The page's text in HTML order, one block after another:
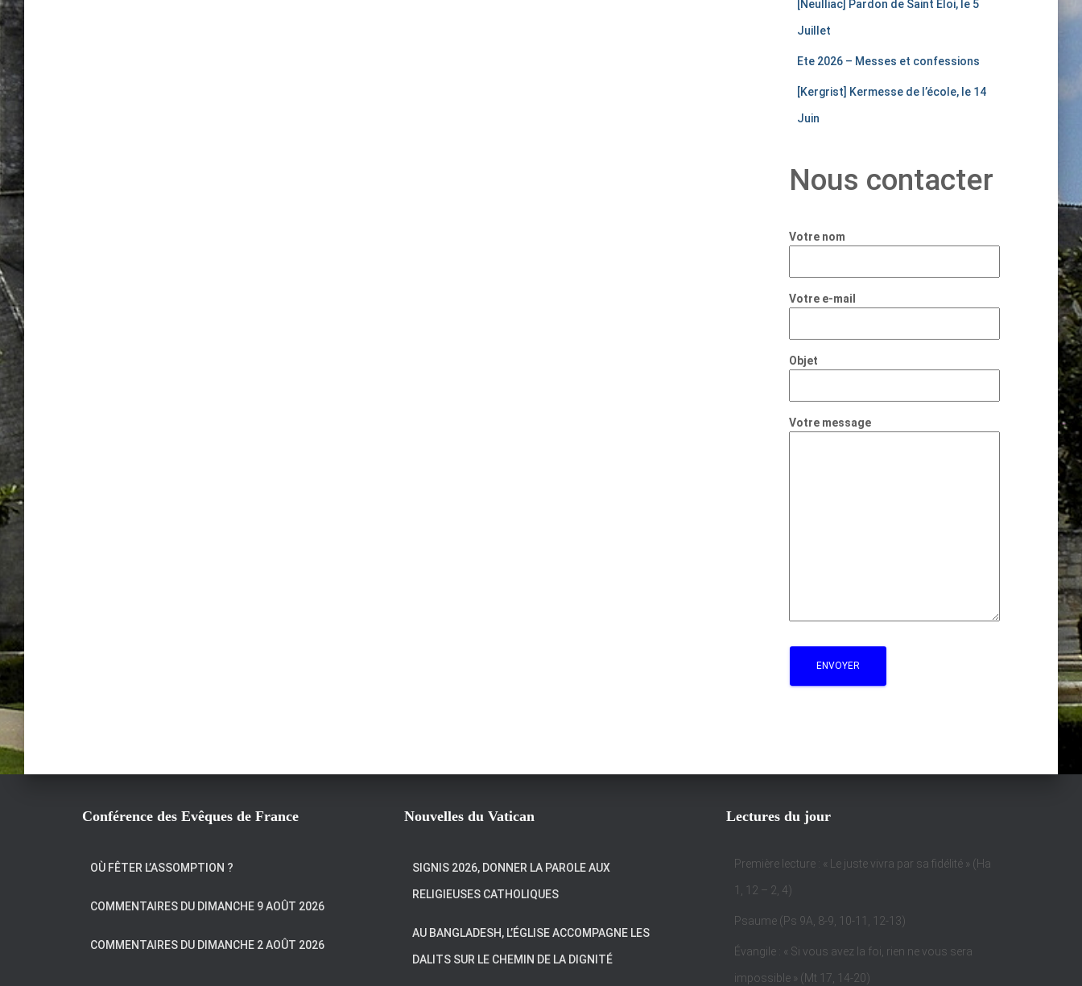
[Neulliac] Pardon de Saint Eloi, le 5
Juillet
Ete 2026 – Messes et confessions
[Kergrist] Kermesse de l’école, le 14
Juin
Nous contacter
Votre nom
Votre e-mail
Objet
Votre message
Conférence des Evêques de France
OÙ FÊTER L’ASSOMPTION ?
COMMENTAIRES DU DIMANCHE 9 AOÛT 2026
COMMENTAIRES DU DIMANCHE 2 AOÛT 2026
Nouvelles du Vatican
SIGNIS 2026, DONNER LA PAROLE AUX
RELIGIEUSES CATHOLIQUES
AU BANGLADESH, L’ÉGLISE ACCOMPAGNE LES
DALITS SUR LE CHEMIN DE LA DIGNITÉ
Lectures du jour
Première lecture : « Le juste vivra par sa fidélité » (Ha
1, 12 – 2, 4)
Psaume (Ps 9A, 8-9, 10-11, 12-13)
Évangile : « Si vous avez la foi, rien ne vous sera
impossible » (Mt 17, 14-20)